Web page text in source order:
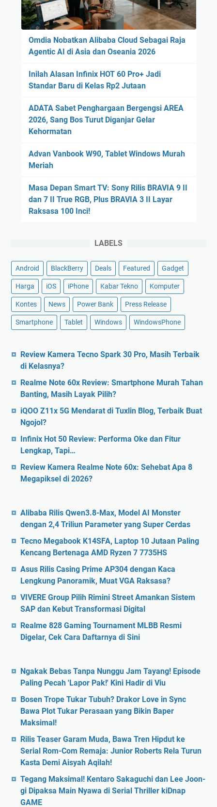
Omdia Nobatkan Alibaba Cloud Sebagai Raja
Agentic AI di Asia dan Oseania 2026
Inilah Alasan Infinix HOT 60 Pro+ Jadi
Standar Baru di Kelas Rp2 Jutaan
ADATA Sabet Penghargaan Bergengsi AREA
2026, Sang Bos Turut Diganjar Gelar
Kehormatan
Advan Vanbook W90, Tablet Windows Murah
Meriah
Masa Depan Smart TV: Sony Rilis BRAVIA 9 II
dan 7 II True RGB, Plus BRAVIA 3 II Layar
Raksasa 100 Inci!
LABELS
Android BlackBerry Deals Featured Gadget
Harga iOS iPhone Kabar Tekno Komputer
Kontes News Power Bank Press Release
Smartphone Tablet Windows WindowsPhone
Review Kamera Tecno Spark 30 Pro, Masih Terbaik
di Kelasnya?
Realme Note 60x Review: Smartphone Murah Tahan
Banting, Masih Layak Pilih?
iQOO Z11x 5G Mendarat di Tuxlin Blog, Terbaik Buat
Ngojol?
Infinix Hot 50 Review: Performa Oke dan Fitur
Lengkap, Tapi…
Review Kamera Realme Note 60x: Sehebat Apa 8
Megapiksel di 2026?
Alibaba Rilis Qwen3.8-Max, Model AI Monster
dengan 2,4 Triliun Parameter yang Super Cerdas
Tecno Megabook K14SFA, Laptop 10 Jutaan Paling
Kencang Bertenaga AMD Ryzen 7 7735HS
Asus Rilis Casing Prime AP304 dengan Kaca
Lengkung Panoramik, Muat VGA Raksasa?
VIVERE Group Pilih Rimini Street Amankan Sistem
SAP dan Kebut Transformasi Digital
Realme 828 Gaming Tournament MLBB Resmi
Digelar, Cek Cara Daftarnya di Sini
Ngakak Bebas Tanpa Nunggu Jam Tayang! Episode
Paling Pecah 'Lapor Pak!' Kini Hadir di Viu
Bosen Trope Tukar Tubuh? Drakor Love in Sync
Bawa Plot Tukar Perasaan yang Bikin Baper
Maksimal!
Rilis Teaser Garam Muda, Bawa Tren Hipdut ke
Serial Rom-Com Remaja: Junior Roberts Rela Turun
Kasta Demi Aisyah Aqilah!
Tegang Maksimal! Kentaro Sakaguchi dan Lee Joon-
gi Dipaksa Main Nyawa di Serial Thriller kiDnap
GAME